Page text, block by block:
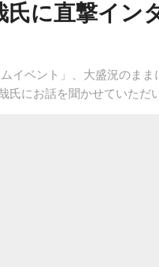
に直撃イン
イベント」、大盛況のま
にお話を聞かせていただ